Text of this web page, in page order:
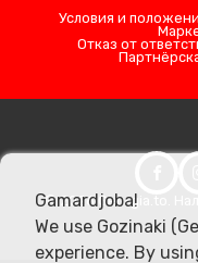
Условия и
Отказ от
© 2026 Georgia.to.
Gamardjoba!
We use Gozinaki
experience. By